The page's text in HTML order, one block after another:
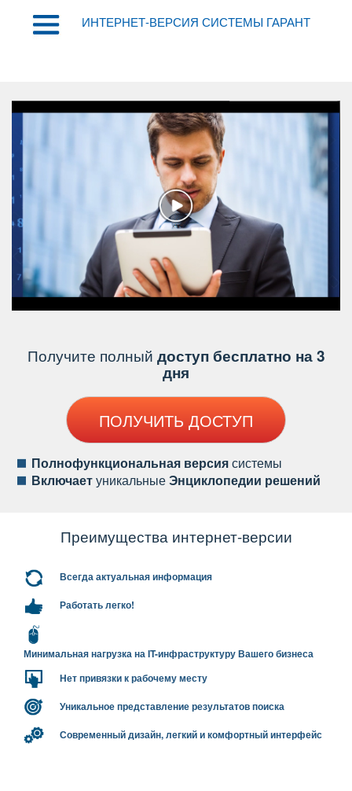
ИНТЕРНЕТ-ВЕРСИЯ СИСТЕМЫ ГАРАНТ
Получите полный доступ бесплатно на 3
дня
ПОЛУЧИТЬ ДОСТУП
Полнофункциональная версиясистемы
ключаетуникальныеЭнциклопедии решений
Преимущества интернет-версии
сегда актуальная информация
Работать легко!
Минимальная нагрузка на IT-инфраструктуру Вашего бизнеса
Нет привязки к рабочему месту
Уникальное представление результатов поиска
Современный дизайн, легкий и комфортный интерфейс